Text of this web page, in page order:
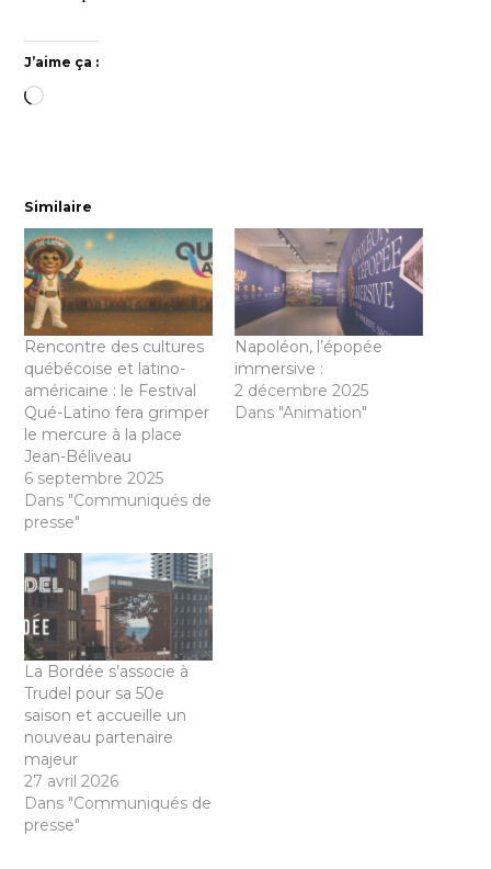
J’aime ça :
Chargement…
Similaire
Rencontre des cultures
québécoise et latino-
américaine : le Festival
Qué-Latino fera grimper
le mercure à la place
Jean-Béliveau
6 septembre 2025
Dans "Communiqués de
presse"
Napoléon, l’épopée
immersive :
2 décembre 2025
Dans "Animation"
La Bordée s’associe à
Trudel pour sa 50e
saison et accueille un
nouveau partenaire
majeur
27 avril 2026
Dans "Communiqués de
presse"